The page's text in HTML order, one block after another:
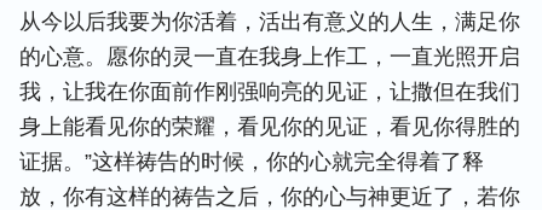
从今以后我要为你活着，活出有意义的人生，满足你
的心意。愿你的灵一直在我身上作工，一直光照开启
我，让我在你面前作刚强响亮的见证，让撒但在我们
身上能看见你的荣耀，看见你的见证，看见你得胜的
证据。”这样祷告的时候，你的心就完全得着了释
放，你有这样的祷告之后，你的心与神更近了，若你